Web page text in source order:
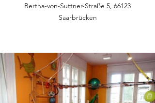
Bertha-von-Suttner-Straße 5, 66123
Saarbrücken